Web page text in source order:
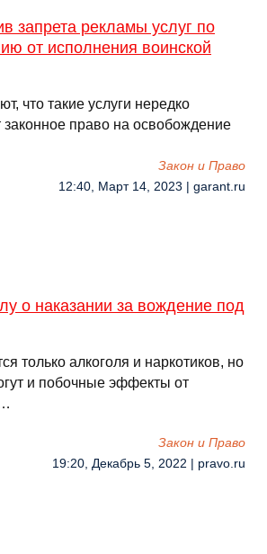
запрета рекламы услуг по
от исполнения воинской
что такие услуги нередко
право на освобождение
Закон и Право
12:40, Март 14, 2023 | garant.ru
о наказании за вождение под
только алкоголя и наркотиков, но
и побочные эффекты от
Закон и Право
19:20, Декабрь 5, 2022 | pravo.ru